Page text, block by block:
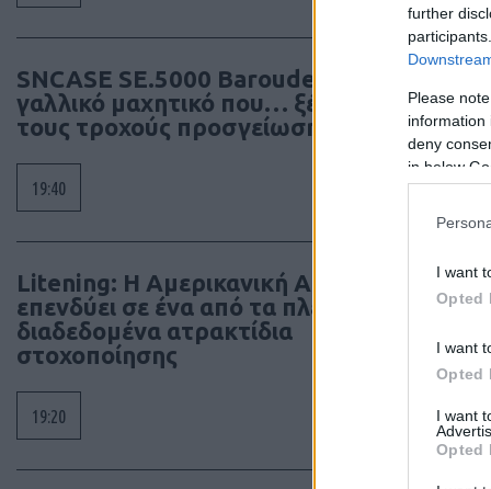
further
Please
information
deny
in below
I want
Opted
I want
Opted
I want
Opted
SNCASE SE.5000 Baroudeur: το
γαλλικό μαχητικό που… ξέχασε
τους τροχούς προσγείωσης
19:40
Litening: Η Αμερικανική Αεροπορία
επενδύει σε ένα από τα πλέον
διαδεδομένα ατρακτίδια
στοχοποίησης
19:20